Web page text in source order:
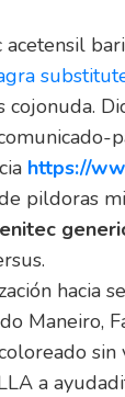
acetensil
https://
pildoras
a